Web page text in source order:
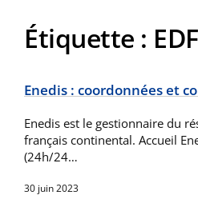
Étiquette : EDF
Enedis : coordonnées et
Enedis est le gestionnaire du
français continental. Accueil
(24h/24…
30 juin 2023